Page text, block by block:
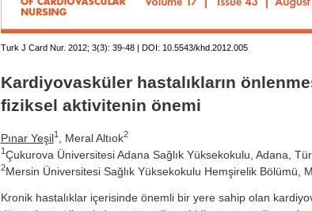
Turk J Card Nur. 2012; 3(3): 39-48 | DOI: 10.5543/khd.2012.005
Kardiyovasküler hastalıkların
fiziksel aktivitenin önemi
Pınar Yeşil1, Meral Altıok2
1Çukurova Üniversitesi Adana Sağlık Yüksekokulu, Adana,
2Mersin Üniversitesi Sağlık Yüksekokulu Hemşirelik Bölümü,
Kronik hastalıklar içerisinde önemli bir yere sahip olan